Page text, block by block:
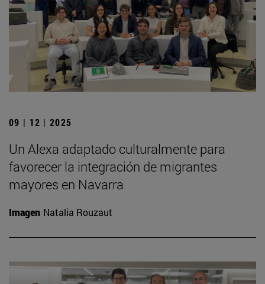
09 | 12 | 2025
Un Alexa adaptado culturalmente para
favorecer la integración de migrantes
mayores en Navarra
Imagen Natalia Rouzaut